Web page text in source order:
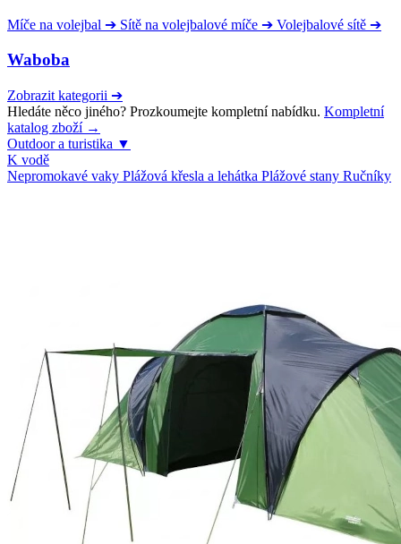
Míče na volejbal ➔ Sítě na volejbalové míče ➔ Volejbalové sítě ➔
Waboba
Zobrazit kategorii ➔
Hledáte něco jiného? Prozkoumejte kompletní nabídku. Kompletní
katalog zboží →
Outdoor a turistika ▼
K vodě
Nepromokavé vaky Plážová křesla a lehátka Plážové stany Ručníky